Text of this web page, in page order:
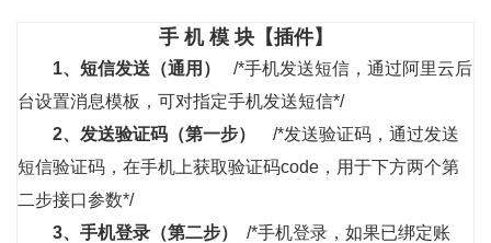
手 机 模 块【插件】
1、 短信发送（通用）
/*手机发送短信，通过阿里云后
台设置消息模板，可对指定手机发送短信*/
2、 发送验证码（第一步）
/*发送验证码，通过发送
短信验证码，在手机上获取验证码code，用于下方两个第
二步接口参数*/
3、 手机登录（第二步）
/*手机登录，如果已绑定账